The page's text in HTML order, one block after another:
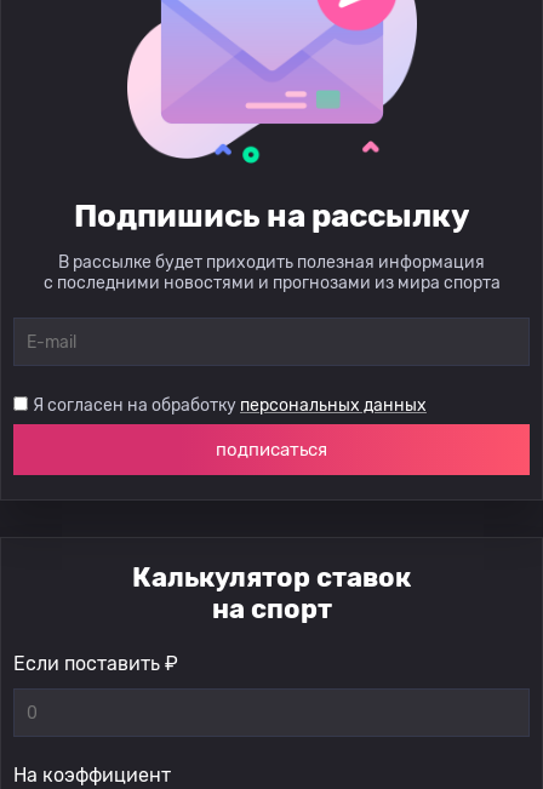
Подпишись на рассылку
В рассылке будет приходить полезная информация
с последними новостями и прогнозами из мира спорта
Я согласен на обработку персональных данных
подписаться
Калькулятор ставок
на спорт
Если поставить ₽
На коэффициент